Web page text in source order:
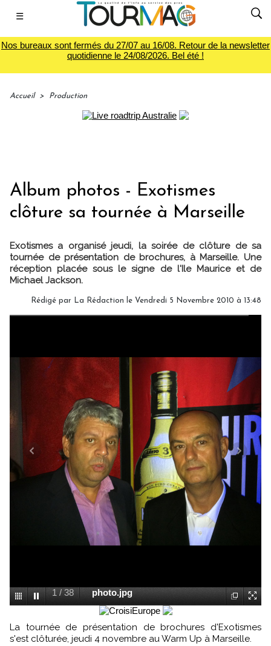
☰
Nos bureaux sont fermés du 27/07 au 16/08. Retour de la newsletter
quotidienne le 24/08/2026. Bel été !
Accueil > Production
Album photos - Exotismes
clôture sa tournée à Marseille
Exotismes a organisé jeudi, la soirée de clôture de sa
tournée de présentation de brochures, à Marseille. Une
réception placée sous le signe de l'Ile Maurice et de
Michael Jackson.
Rédigé par La Rédaction le Vendredi 5 Novembre 2010 à 13:48
1 /38 photo.jpg
La tournée de présentation de brochures d'Exotismes
s'est clôturée, jeudi 4 novembre au Warm Up à Marseille.